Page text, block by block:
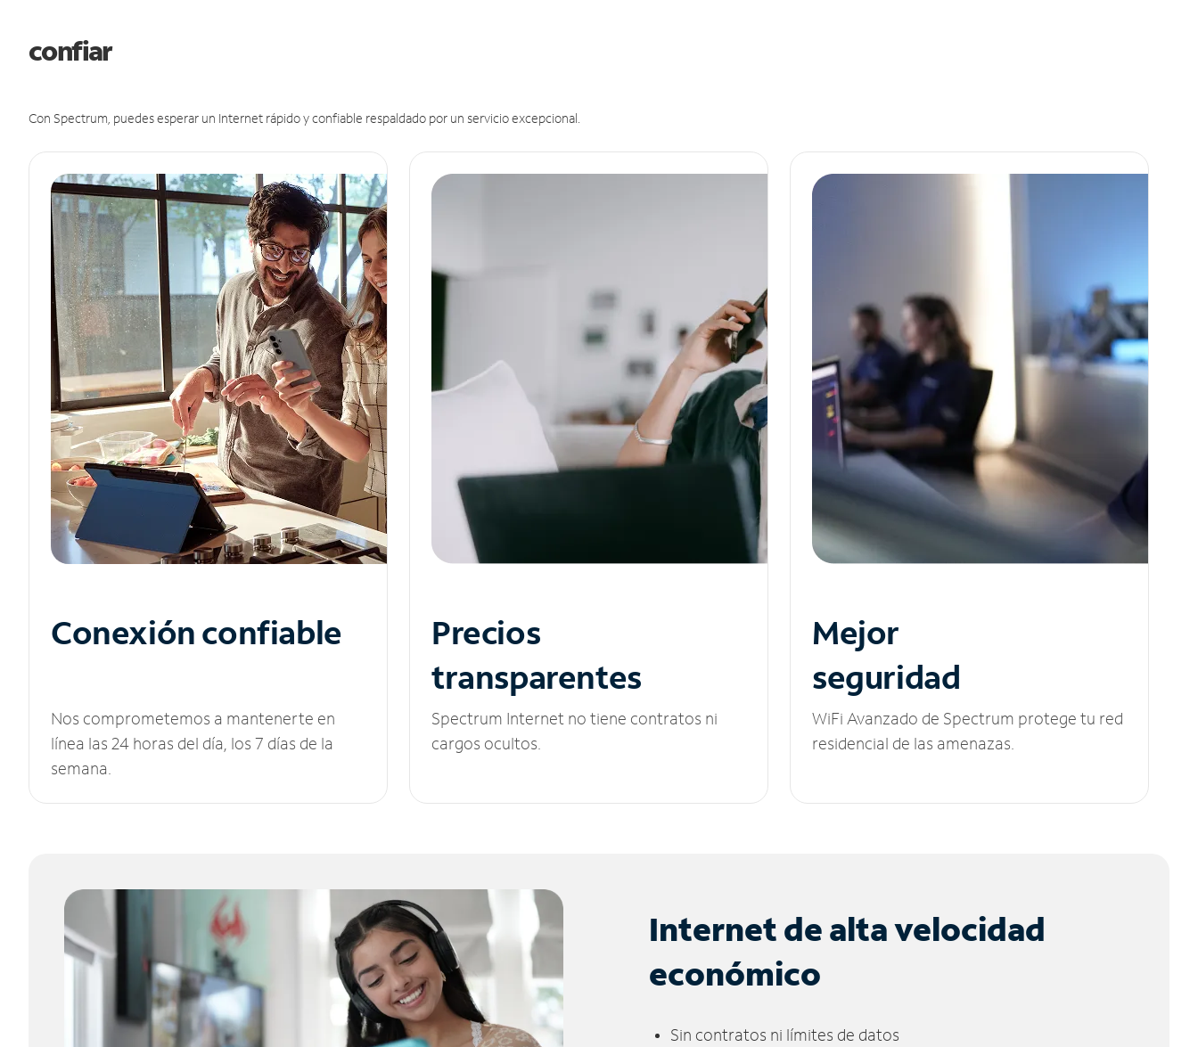
confiar
Con Spectrum, puedes esperar un Internet rápido y confiable respaldado por un servicio excepcional.
Conexión confiable
Nos comprometemos a mantenerte en
línea las 24 horas del día, los 7 días de la
semana.
Precios
transparentes
Spectrum Internet no tiene contratos ni
cargos ocultos.
Mejor
seguridad
WiFi Avanzado de Spectrum protege tu red
residencial de las amenazas.
Internet de alta velocidad
económico
Sin contratos ni límites de datos